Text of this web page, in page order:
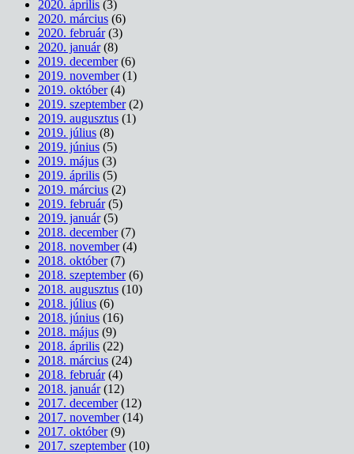
2020. április (3)
2020. március (6)
2020. február(3)
2020. január(8)
2019. december(6)
2019. november(1)
2019. október(4)
2019. szeptember(2)
2019. augusztus (1)
2019. július (8)
2019. június (5)
2019. május (3)
2019. április (5)
2019. március (2)
2019. február(5)
2019. január(5)
2018. december(7)
2018. november(4)
2018. október(7)
2018. szeptember(6)
2018. augusztus (10)
2018. július (6)
2018. június (16)
2018. május (9)
2018. április (22)
2018. március (24)
2018. február(4)
2018. január(12)
2017. december(12)
2017. november(14)
2017. október(9)
2017. szeptember(10)